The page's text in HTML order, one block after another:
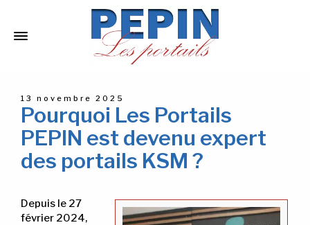
13 novembre 2025
Pourquoi Les Portails
PEPIN est devenu expert
des portails KSM ?
Depuis le 27
février 2024,